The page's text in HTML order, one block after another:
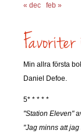
« dec
feb »
Min allra första
Daniel Defoe.
5* * * * *
"Station Eleven"
"Jag minns att